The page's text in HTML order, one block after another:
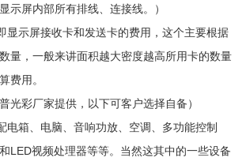
示屏内部所有排线、连接线。）
显示屏接收卡和发送卡的费用，这个主要根据
量，一般来讲面积越大密度越高所用卡的数量
费用。
光彩厂家提供，以下可客户选择自备）
箱、电脑、音响功放、空调、多功能控制
LED视频处理器等等。当然这其中的一些设备